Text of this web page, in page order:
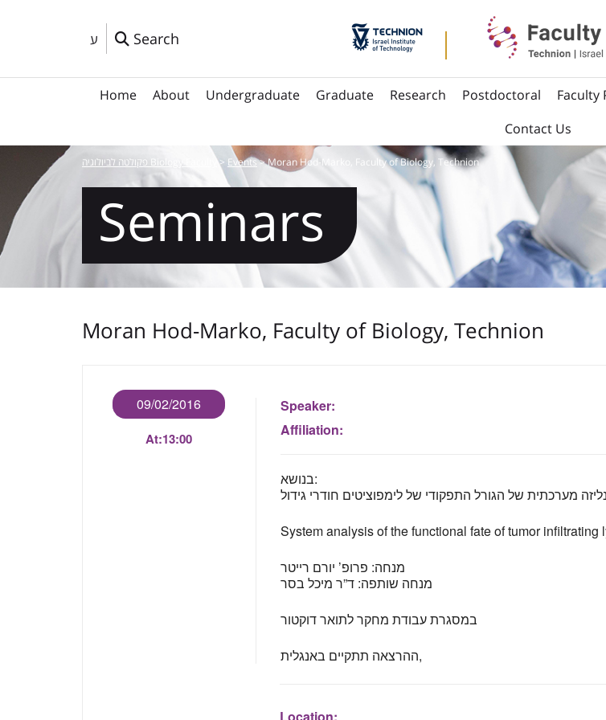
ע Search
Home About Undergraduate Graduate Research Postdoctoral Faculty
Contact Us
פקולטה לביולוגיה Biology Faculty> Events>Moran Hod-Marko, Faculty of Biology, Technion
Seminars
Moran Hod-Marko, Faculty of Biology, Technion
09/02/2016
At:13:00
Speaker:
Affiliation:
בנושא:
System analysis of the functional fate of tumor infiltrating
מנחה: פרופ’ יורם רייטר
מנחה שותפה: ד”ר מיכל בסר
במסגרת עבודת מחקר לתואר דוקטור
ההרצאה תתקיים באנגלית,